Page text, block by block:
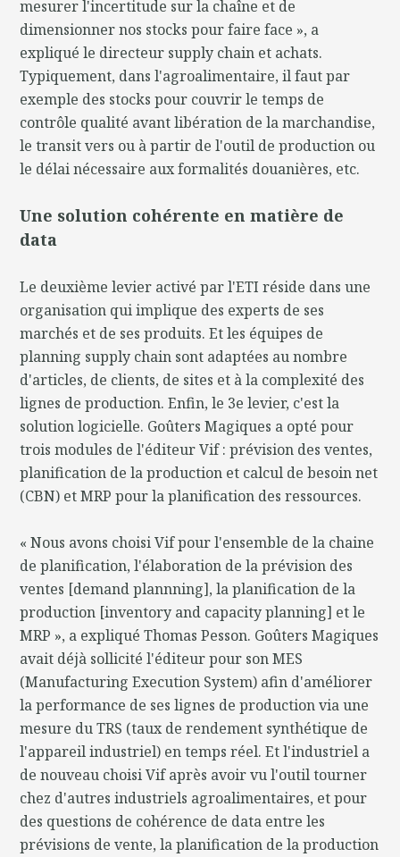
mesurer l'incertitude sur la chaîne et de
dimensionner nos stocks pour faire face », a
expliqué le directeur supply chain et achats.
Typiquement, dans l'agroalimentaire, il faut par
exemple des stocks pour couvrir le temps de
contrôle qualité avant libération de la marchandise,
le transit vers ou à partir de l'outil de production ou
le délai nécessaire aux formalités douanières, etc.
Une solution cohérente en matière de
data
Le deuxième levier activé par l'ETI réside dans une
organisation qui implique des experts de ses
marchés et de ses produits. Et les équipes de
planning supply chain sont adaptées au nombre
d'articles, de clients, de sites et à la complexité des
lignes de production. Enfin, le 3e levier, c'est la
solution logicielle. Goûters Magiques a opté pour
trois modules de l'éditeur Vif : prévision des ventes,
planification de la production et calcul de besoin net
(CBN) et MRP pour la planification des ressources.
« Nous avons choisi Vif pour l'ensemble de la chaine
de planification, l'élaboration de la prévision des
ventes [demand plannning], la planification de la
production [inventory and capacity planning] et le
MRP », a expliqué Thomas Pesson. Goûters Magiques
avait déjà sollicité l'éditeur pour son MES
(Manufacturing Execution System) afin d'améliorer
la performance de ses lignes de production via une
mesure du TRS (taux de rendement synthétique de
l'appareil industriel) en temps réel. Et l'industriel a
de nouveau choisi Vif après avoir vu l'outil tourner
chez d'autres industriels agroalimentaires, et pour
des questions de cohérence de data entre les
prévisions de vente, la planification de la production